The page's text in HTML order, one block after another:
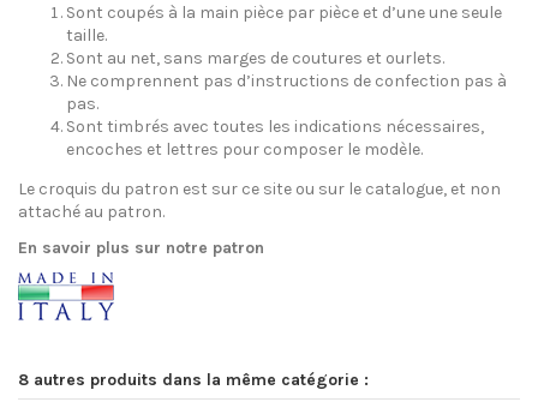
Sont coupés à la main pièce par pièce et d’une une seule
taille.
Sont au net, sans marges de coutures et ourlets.
Ne comprennent pas d’instructions de confection pas à
pas.
Sont timbrés avec toutes les indications nécessaires,
encoches et lettres pour composer le modèle.
Le croquis du patron est sur ce site ou sur le catalogue, et non
attaché au patron.
En savoir plus sur notre patron
8 autres produits dans la même catégorie :